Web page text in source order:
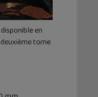
en
deuxième tome